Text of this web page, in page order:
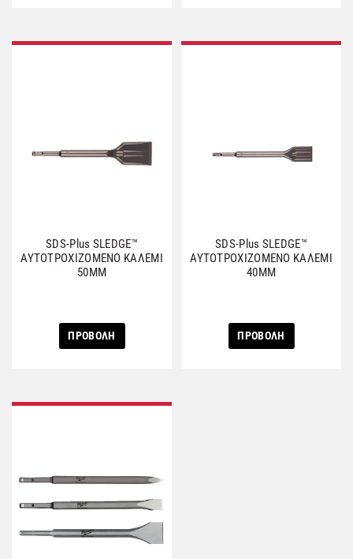
SDS-Plus SLEDGE™
ΑΥΤΟΤΡΟΧΙΖΟΜΕΝΟ ΚΑΛΕΜΙ
50ΜΜ
ΠΡΟΒΟΛΗ
SDS-Plus SLEDGE™
ΑΥΤΟΤΡΟΧΙΖΟΜΕΝΟ ΚΑΛΕΜΙ
40ΜΜ
ΠΡΟΒΟΛΗ